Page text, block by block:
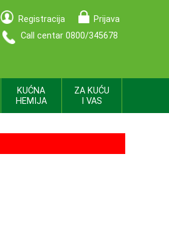
Registracija
Prijava
Call centar 0800/345678
KUĆNA
HEMIJA
ZA KUĆU
I VAS